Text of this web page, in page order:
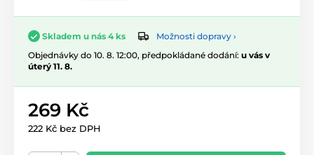
Skladem u nás 4 ks
Možnosti dopravy ›
Objednávky do 10. 8. 12:00, předpokládané dodání: u vás v
úterý 11. 8.
269 Kč
222 Kč bez DPH